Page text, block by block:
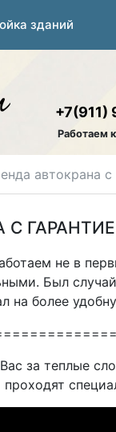
зданий
+7(911)
Работаем
автокрана с
С
не в
Был
более
за теплые